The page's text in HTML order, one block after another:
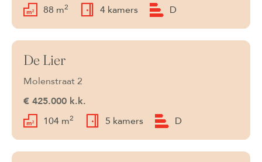
88 m2 4 kamers D
Beschikbaar
De Lier
Molenstraat 2
€ 425.000 k.k.
104 m2 5 kamers D